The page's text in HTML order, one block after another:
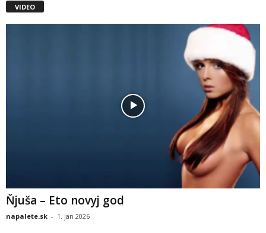
VIDEO
Ňjuša – Eto novyj god
napalete.sk - 1. jan 2026